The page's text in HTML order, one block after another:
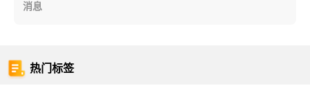
消息
热门标签